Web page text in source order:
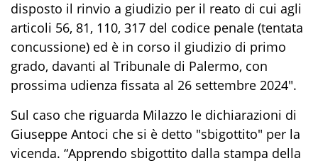
disposto il rinvio a giudizio per il reato di cui agli
articoli 56, 81, 110, 317 del codice penale (tentata
concussione) ed è in corso il giudizio di primo
grado, davanti al Tribunale di Palermo, con
prossima udienza fissata al 26 settembre 2024".
Sul caso che riguarda Milazzo le dichiarazioni di
Giuseppe Antoci che si è detto "sbigottito" per la
vicenda. “Apprendo sbigottito dalla stampa della